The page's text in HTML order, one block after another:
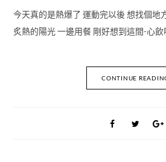
今天真的是熱爆了 運動完以後 想找個地
炙熱的陽光 一邊用餐 剛好想到這間-心
CONTINUE